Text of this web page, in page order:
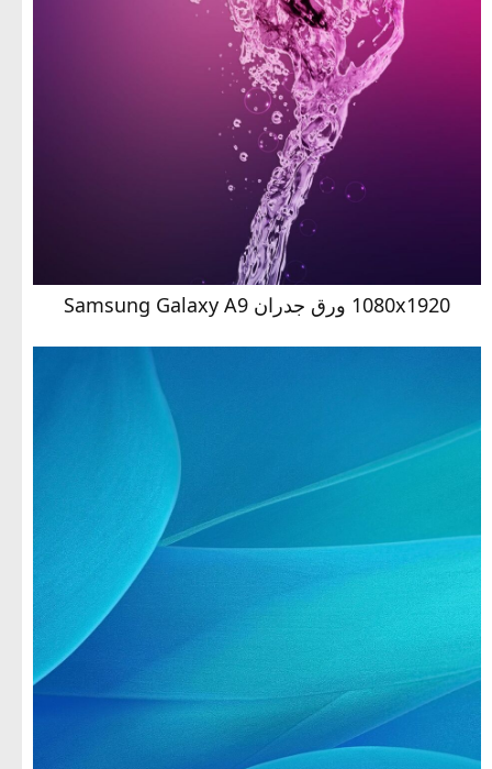
1080x1920 ورق جدران Samsung Galaxy A9